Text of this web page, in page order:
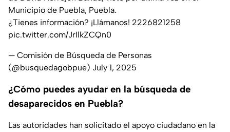
Municipio de Puebla, Puebla.
¿Tienes información? ¡Llámanos! 2226821258
pic.twitter.com/JrIlkZCQn0
— Comisión de Búsqueda de Personas
(@busquedagobpue) July 1, 2025
¿Cómo puedes ayudar en la búsqueda de
desaparecidos en Puebla?
Las autoridades han solicitado el apoyo ciudadano en la